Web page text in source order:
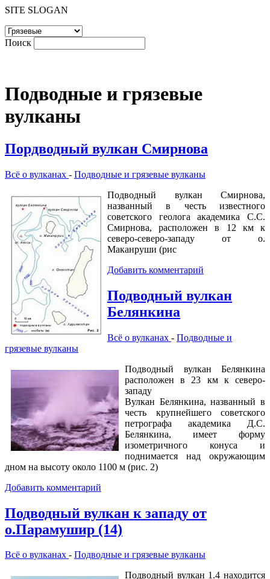
SITE SLOGAN
Поиск
Подводные и грязевые
вулканы
Пордводный вулкан Смирнова
Всё о вулканах - Подводные и грязевые вулканы
Подводный вулкан Смирнова,
названный в честь известного
советского геолога академика С.С.
Смирнова, расположен в 12 км к
северо-северо-западу от о.
Маканруши (рис
Добавить комментарий
Подводный вулкан
Белянкина
Всё о вулканах - Подводные и
грязевые вулканы
Подводный вулкан Белянкина
расположен в 23 км к северо-
западу
Вулкан Белянкина, названный в
честь крупнейшего советского
петрографа академика Д.С.
Белянкина, имеет форму
изометричного конуса и
поднимается над окружающим
дном на высоту около 1100 м (рис. 2)
Добавить комментарий
Подводный вулкан к западу от
о.Парамушир (14)
Всё о вулканах - Подводные и грязевые вулканы
Подводный вулкан 1.4 находится